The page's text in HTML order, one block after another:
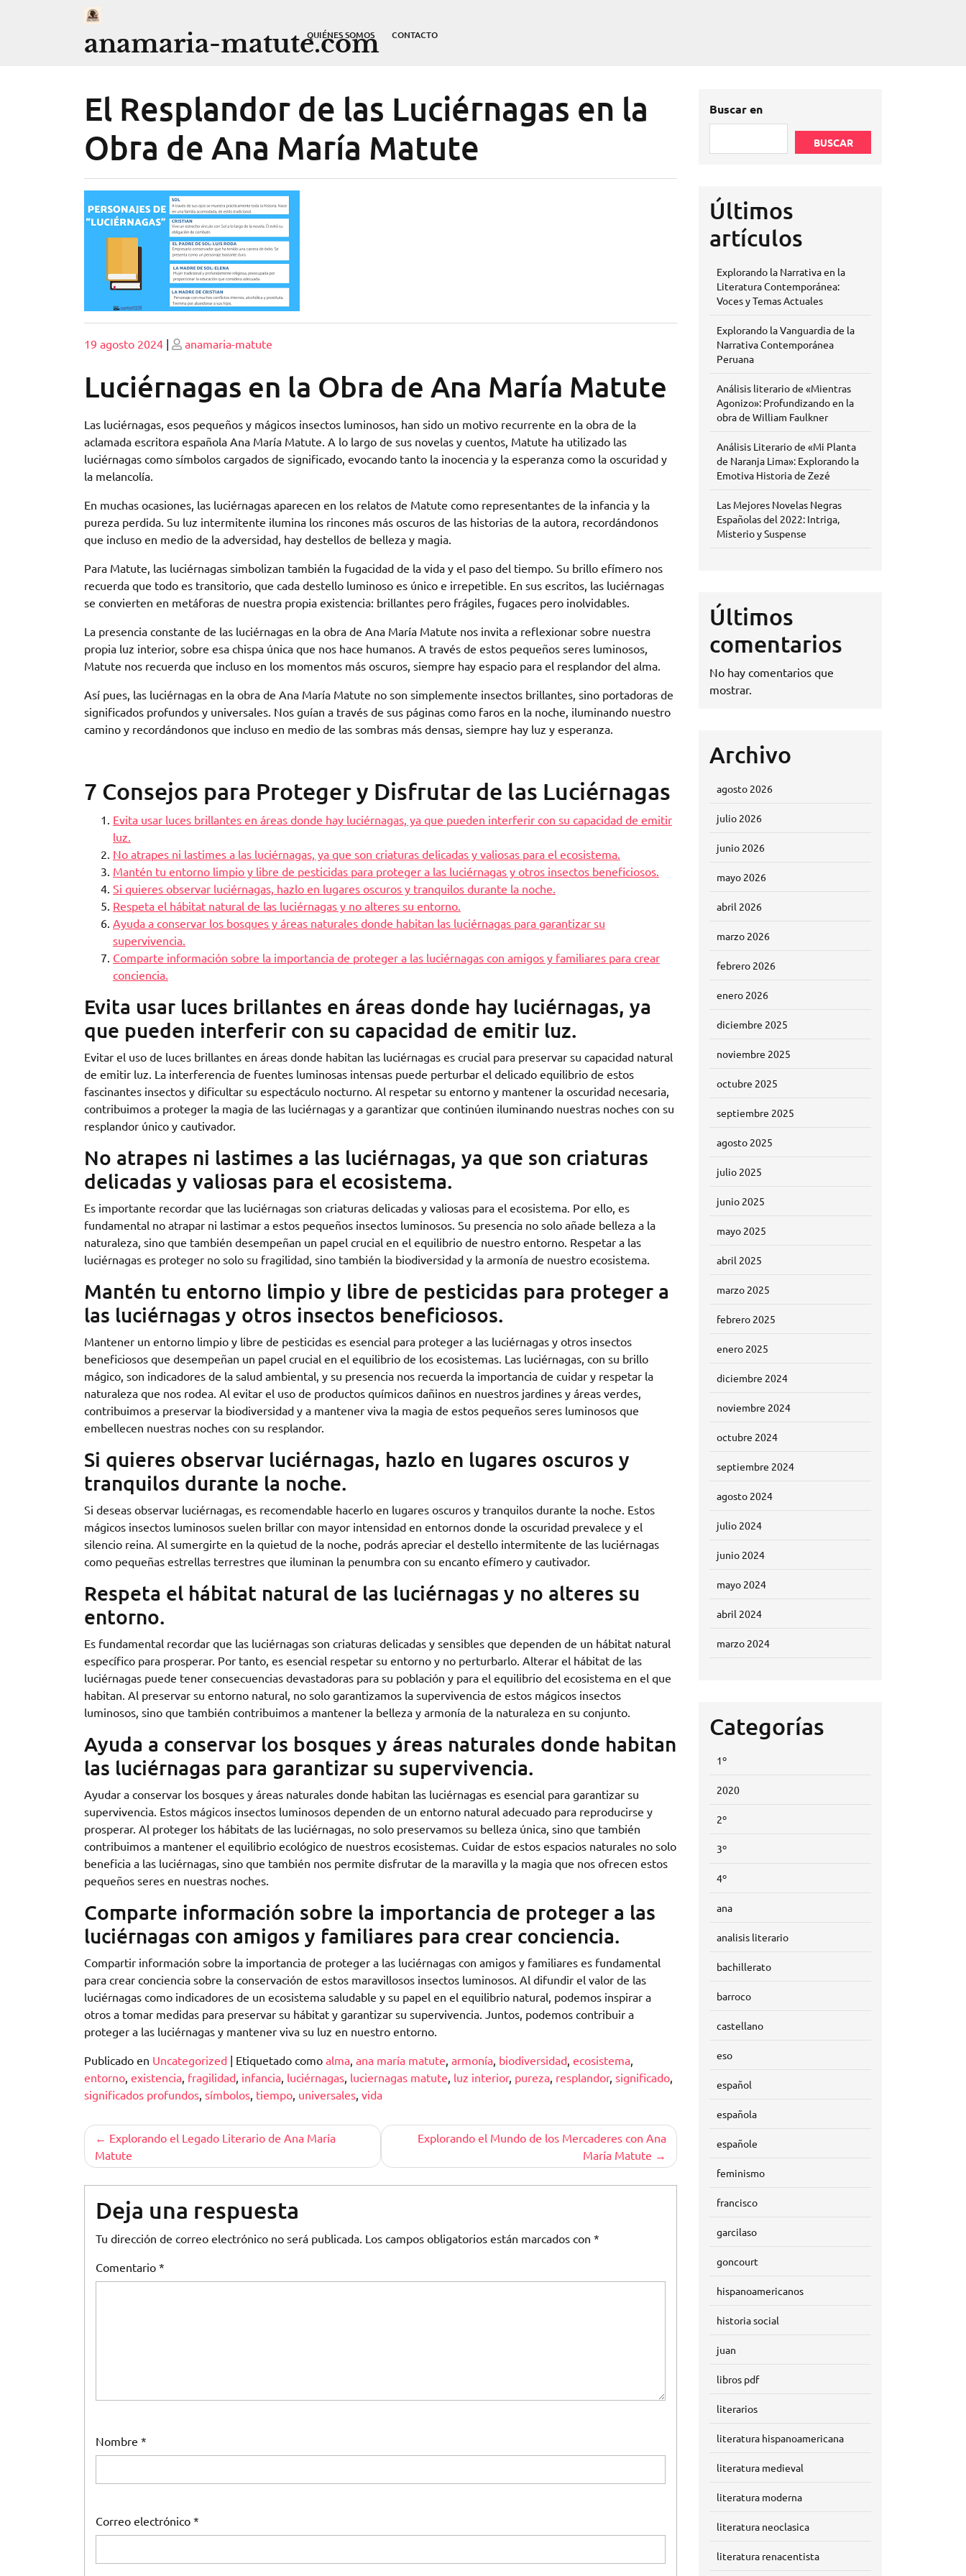
anamaria-matute.com
QUIÉNES SOMOS CONTACTO
El Resplandor de las Luciérnagas en la
Obra de Ana María Matute
Publicado
19 agosto 2024 | Publicado
anamaria-matute
Luciérnagas en la Obra de Ana María Matute
Las luciérnagas, esos pequeños y mágicos insectos luminosos, han sido un motivo recurrente en la obra de la
aclamada escritora española Ana María Matute. A lo largo de sus novelas y cuentos, Matute ha utilizado las
luciérnagas como símbolos cargados de significado, evocando tanto la inocencia y la esperanza como la oscuridad y
la melancolía.
En muchas ocasiones, las luciérnagas aparecen en los relatos de Matute como representantes de la infancia y la
pureza perdida. Su luz intermitente ilumina los rincones más oscuros de las historias de la autora, recordándonos
que incluso en medio de la adversidad, hay destellos de belleza y magia.
Para Matute, las luciérnagas simbolizan también la fugacidad de la vida y el paso del tiempo. Su brillo efímero nos
recuerda que todo es transitorio, que cada destello luminoso es único e irrepetible. En sus escritos, las luciérnagas
se convierten en metáforas de nuestra propia existencia: brillantes pero frágiles, fugaces pero inolvidables.
La presencia constante de las luciérnagas en la obra de Ana María Matute nos invita a reflexionar sobre nuestra
propia luz interior, sobre esa chispa única que nos hace humanos. A través de estos pequeños seres luminosos,
Matute nos recuerda que incluso en los momentos más oscuros, siempre hay espacio para el resplandor del alma.
Así pues, las luciérnagas en la obra de Ana María Matute no son simplemente insectos brillantes, sino portadoras de
significados profundos y universales. Nos guían a través de sus páginas como faros en la noche, iluminando nuestro
camino y recordándonos que incluso en medio de las sombras más densas, siempre hay luz y esperanza.
7 Consejos para Proteger y Disfrutar de las Luciérnagas
Evita usar luces brillantes en áreas donde hay luciérnagas, ya que pueden interferir con su capacidad de emitir
luz.
No atrapes ni lastimes a las luciérnagas, ya que son criaturas delicadas y valiosas para el ecosistema.
Mantén tu entorno limpio y libre de pesticidas para proteger a las luciérnagas y otros insectos beneficiosos.
Si quieres observar luciérnagas, hazlo en lugares oscuros y tranquilos durante la noche.
Respeta el hábitat natural de las luciérnagas y no alteres su entorno.
Ayuda a conservar los bosques y áreas naturales donde habitan las luciérnagas para garantizar su
supervivencia.
Comparte información sobre la importancia de proteger a las luciérnagas con amigos y familiares para crear
conciencia.
Evita usar luces brillantes en áreas donde hay luciérnagas, ya
que pueden interferir con su capacidad de emitir luz.
Evitar el uso de luces brillantes en áreas donde habitan las luciérnagas es crucial para preservar su capacidad natural
de emitir luz. La interferencia de fuentes luminosas intensas puede perturbar el delicado equilibrio de estos
fascinantes insectos y dificultar su espectáculo nocturno. Al respetar su entorno y mantener la oscuridad necesaria,
contribuimos a proteger la magia de las luciérnagas y a garantizar que continúen iluminando nuestras noches con su
resplandor único y cautivador.
No atrapes ni lastimes a las luciérnagas, ya que son criaturas
delicadas y valiosas para el ecosistema.
Es importante recordar que las luciérnagas son criaturas delicadas y valiosas para el ecosistema. Por ello, es
fundamental no atrapar ni lastimar a estos pequeños insectos luminosos. Su presencia no solo añade belleza a la
naturaleza, sino que también desempeñan un papel crucial en el equilibrio de nuestro entorno. Respetar a las
luciérnagas es proteger no solo su fragilidad, sino también la biodiversidad y la armonía de nuestro ecosistema.
Mantén tu entorno limpio y libre de pesticidas para proteger a
las luciérnagas y otros insectos beneficiosos.
Mantener un entorno limpio y libre de pesticidas es esencial para proteger a las luciérnagas y otros insectos
beneficiosos que desempeñan un papel crucial en el equilibrio de los ecosistemas. Las luciérnagas, con su brillo
mágico, son indicadores de la salud ambiental, y su presencia nos recuerda la importancia de cuidar y respetar la
naturaleza que nos rodea. Al evitar el uso de productos químicos dañinos en nuestros jardines y áreas verdes,
contribuimos a preservar la biodiversidad y a mantener viva la magia de estos pequeños seres luminosos que
embellecen nuestras noches con su resplandor.
Si quieres observar luciérnagas, hazlo en lugares oscuros y
tranquilos durante la noche.
Si deseas observar luciérnagas, es recomendable hacerlo en lugares oscuros y tranquilos durante la noche. Estos
mágicos insectos luminosos suelen brillar con mayor intensidad en entornos donde la oscuridad prevalece y el
silencio reina. Al sumergirte en la quietud de la noche, podrás apreciar el destello intermitente de las luciérnagas
como pequeñas estrellas terrestres que iluminan la penumbra con su encanto efímero y cautivador.
Respeta el hábitat natural de las luciérnagas y no alteres su
entorno.
Es fundamental recordar que las luciérnagas son criaturas delicadas y sensibles que dependen de un hábitat natural
específico para prosperar. Por tanto, es esencial respetar su entorno y no perturbarlo. Alterar el hábitat de las
luciérnagas puede tener consecuencias devastadoras para su población y para el equilibrio del ecosistema en el que
habitan. Al preservar su entorno natural, no solo garantizamos la supervivencia de estos mágicos insectos
luminosos, sino que también contribuimos a mantener la belleza y armonía de la naturaleza en su conjunto.
Ayuda a conservar los bosques y áreas naturales donde habitan
las luciérnagas para garantizar su supervivencia.
Ayudar a conservar los bosques y áreas naturales donde habitan las luciérnagas es esencial para garantizar su
supervivencia. Estos mágicos insectos luminosos dependen de un entorno natural adecuado para reproducirse y
prosperar. Al proteger los hábitats de las luciérnagas, no solo preservamos su belleza única, sino que también
contribuimos a mantener el equilibrio ecológico de nuestros ecosistemas. Cuidar de estos espacios naturales no solo
beneficia a las luciérnagas, sino que también nos permite disfrutar de la maravilla y la magia que nos ofrecen estos
pequeños seres en nuestras noches.
Comparte información sobre la importancia de proteger a las
luciérnagas con amigos y familiares para crear conciencia.
Compartir información sobre la importancia de proteger a las luciérnagas con amigos y familiares es fundamental
para crear conciencia sobre la conservación de estos maravillosos insectos luminosos. Al difundir el valor de las
luciérnagas como indicadores de un ecosistema saludable y su papel en el equilibrio natural, podemos inspirar a
otros a tomar medidas para preservar su hábitat y garantizar su supervivencia. Juntos, podemos contribuir a
proteger a las luciérnagas y mantener viva su luz en nuestro entorno.
Publicado en Uncategorized | Etiquetado como alma, ana maría matute, armonía, biodiversidad, ecosistema,
entorno, existencia, fragilidad, infancia, luciérnagas, luciernagas matute, luz interior, pureza, resplandor, significado,
significados profundos, símbolos, tiempo, universales, vida
Navegación
de
entradas
Explorando el Legado Literario de Ana María
Matute
Explorando el Mundo de los Mercaderes con Ana
María Matute
Deja una respuesta
Tu dirección de correo electrónico no será publicada. Los campos obligatorios están marcados con *
Comentario *
Nombre *
Correo electrónico *
Buscar en
BUSCAR
Últimos
artículos
Explorando la Narrativa en la
Literatura Contemporánea:
Voces y Temas Actuales
Explorando la Vanguardia de la
Narrativa Contemporánea
Peruana
Análisis literario de «Mientras
Agonizo»: Profundizando en la
obra de William Faulkner
Análisis Literario de «Mi Planta
de Naranja Lima»: Explorando la
Emotiva Historia de Zezé
Las Mejores Novelas Negras
Españolas del 2022: Intriga,
Misterio y Suspense
Últimos
comentarios
No hay comentarios que
mostrar.
Archivo
agosto 2026
julio 2026
junio 2026
mayo 2026
abril 2026
marzo 2026
febrero 2026
enero 2026
diciembre 2025
noviembre 2025
octubre 2025
septiembre 2025
agosto 2025
julio 2025
junio 2025
mayo 2025
abril 2025
marzo 2025
febrero 2025
enero 2025
diciembre 2024
noviembre 2024
octubre 2024
septiembre 2024
agosto 2024
julio 2024
junio 2024
mayo 2024
abril 2024
marzo 2024
Categorías
1º
2020
2º
3º
4º
ana
analisis literario
bachillerato
barroco
castellano
eso
español
española
españole
feminismo
francisco
garcilaso
goncourt
hispanoamericanos
historia social
juan
libros pdf
literarios
literatura hispanoamericana
literatura medieval
literatura moderna
literatura neoclasica
literatura renacentista